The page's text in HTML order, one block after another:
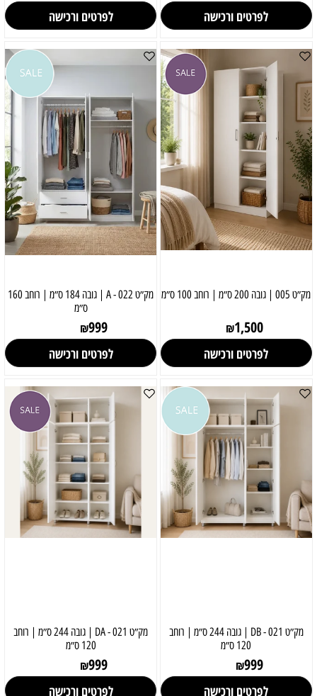
לפרטים ורכישה לפרטים ורכישה
מק״ט 005 | גובה 200 ס״מ | רוחב 100 ס״מ
₪1,500
לפרטים ורכישה
מק״ט 022 - A | גובה 184 ס״מ | רוחב 160
ס״מ
₪999
לפרטים ורכישה
מק״ט 021 - DB | גובה 244 ס״מ | רוחב
120 ס״מ
₪999
לפרטים ורכישה
מק״ט 021 - DA | גובה 244 ס״מ | רוחב
120 ס״מ
₪999
לפרטים ורכישה